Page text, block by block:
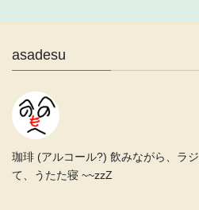
asadesu
珈琲 (アルコール?) 飲みながら、ラ
て、うたた寝 ~~zzZ